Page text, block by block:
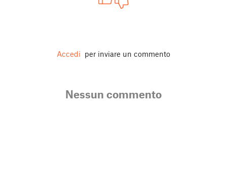
Accedi per inviare un commento
Nessun commento